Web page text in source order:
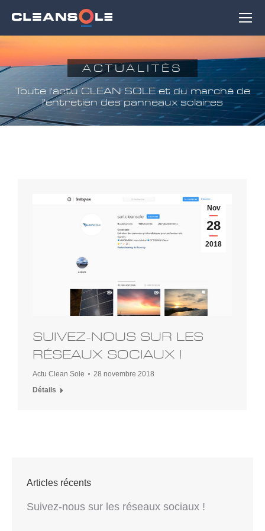
ACTUALITÉS
Toute l'actu CLEAN SOLE et du marché de
l'entretien des panneaux solaires
Nov
28
2018
SUIVEZ-NOUS SUR LES
RÉSEAUX SOCIAUX !
Actu Clean Sole
28 novembre 2018
Détails
Articles récents
Suivez-nous sur les réseaux sociaux !